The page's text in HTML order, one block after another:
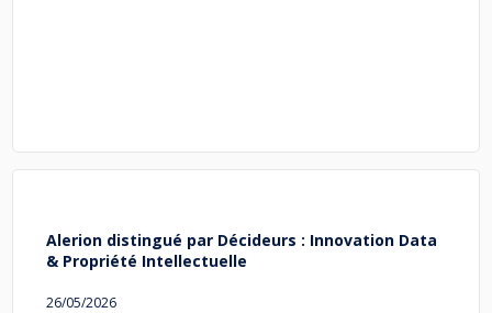
Alerion distingué par Décideurs : Innovation Data
& Propriété Intellectuelle
26/05/2026